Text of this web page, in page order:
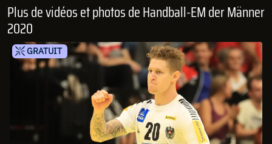
Plus de vidéos et photos de Handball-EM der Männer
2020
GRATUIT